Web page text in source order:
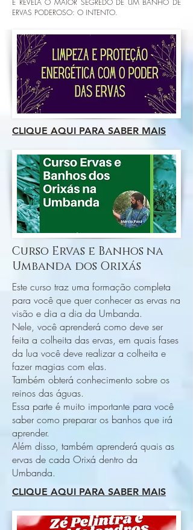
E REVELA O MAIOR SEGREDO DE UM BANHO DE
ERVAS PODEROSO: O INTENTO.
CLIQUE AQUI PARA SABER MAIS
Curso Ervas e Banhos na
Umbanda dos Orixás
Este curso traz uma formação completa
para você que quer conhecer as ervas na
visão e dia a dia da Umbanda.
Nele, você aprenderá como deve ser
feita a colheita das ervas, em quais fases
da lua você deve realizar a colheita e
fazer magias com elas.
Também obterá conhecimento sobre os
reinos das águas.
Essa parte é muito importante para você
saber como preparar os banhos que irá
aprender.
Além disso, também aprenderá quais as
ervas de cada Orixá dentro da
Umbanda.
CLIQUE AQUI PARA SABER MAIS